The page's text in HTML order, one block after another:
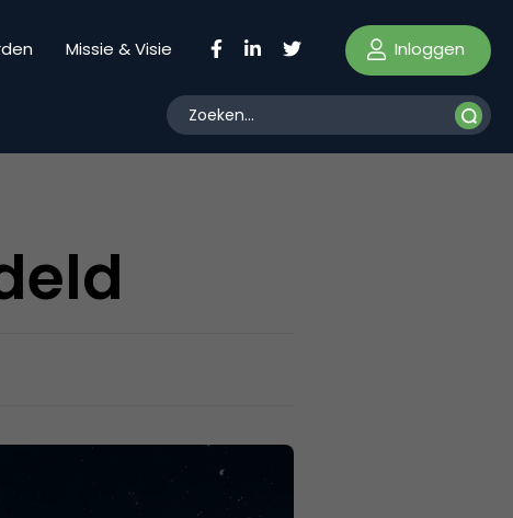
Missie & Visie Inloggen